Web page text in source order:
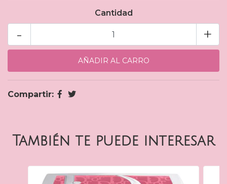
Cantidad
+
-
Compartir:
También te puede interesar